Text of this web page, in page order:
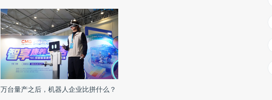
万台量产之后，机器人企业比拼什么？